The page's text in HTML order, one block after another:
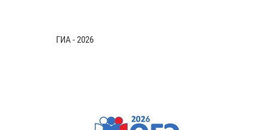
ГИА - 2026